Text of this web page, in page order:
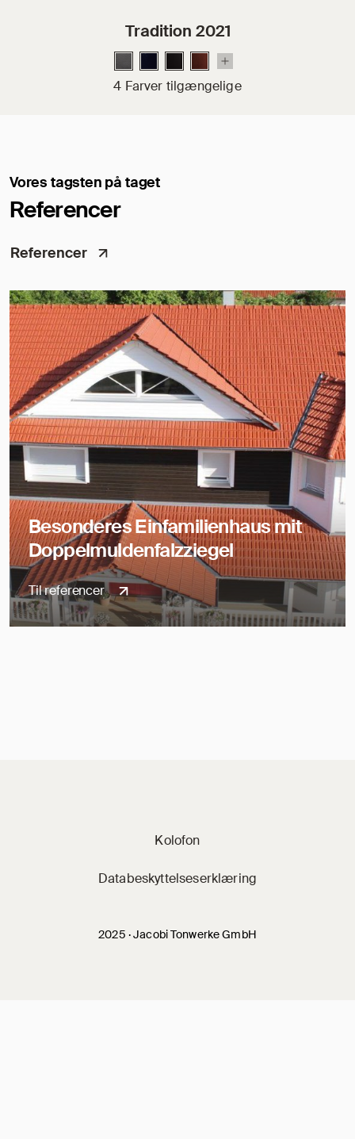
Tradition 2021
4 Farver tilgængelige
Vores tagsten på taget
Referencer
Referencer
Besonderes Einfamilienhaus mit
Doppelmuldenfalzziegel
Til referencer
2025 · Jacobi Tonwerke GmbH
Kolofon
Databeskyttelseserklæring